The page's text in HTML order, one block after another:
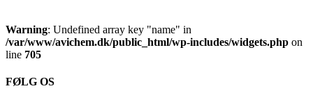
Warning: Undefined array key "name" in
/var/www/avichem.dk/public_html/wp-includes/widgets.php on
line 705
FØLG OS